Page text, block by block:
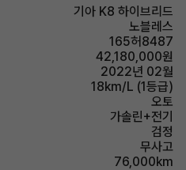
기아 K8 하이브리드
노블레스
165허8487
42,180,000원
2022년 02월
18km/L (1등급)
오토
가솔린+전기
검정
무사고
76,000km